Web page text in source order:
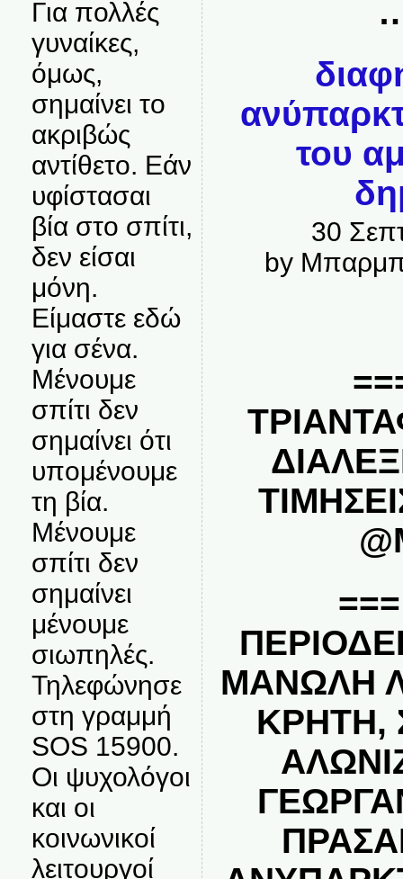
Για πολλές
γυναίκες,
όμως,
σημαίνει το
ακριβώς
αντίθετο. Εάν
υφίστασαι
βία στο σπίτι,
δεν είσαι
μόνη.
Είμαστε εδώ
για σένα.
Μένουμε
σπίτι δεν
σημαίνει ότι
υπομένουμε
τη βία.
Μένουμε
σπίτι δεν
σημαίνει
μένουμε
σιωπηλές.
Τηλεφώνησε
στη γραμμή
SOS 15900.
Οι ψυχολόγοι
και οι
κοινωνικοί
λειτουργοί
του
30
by
ΜΑΝΩΛΗ
ΚΡΗΤΗ,